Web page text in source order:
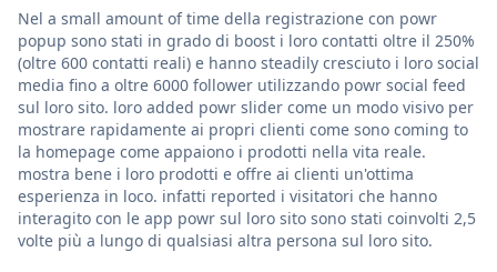
Nel a small amount of time della registrazione con powr
popup sono stati in grado di boost i loro contatti oltre il 250%
(oltre 600 contatti reali) e hanno steadily cresciuto i loro social
media fino a oltre 6000 follower utilizzando powr social feed
sul loro sito. loro added powr slider come un modo visivo per
mostrare rapidamente ai propri clienti come sono coming to
la homepage come appaiono i prodotti nella vita reale.
mostra bene i loro prodotti e offre ai clienti un'ottima
esperienza in loco. infatti reported i visitatori che hanno
interagito con le app powr sul loro sito sono stati coinvolti 2,5
volte più a lungo di qualsiasi altra persona sul loro sito.